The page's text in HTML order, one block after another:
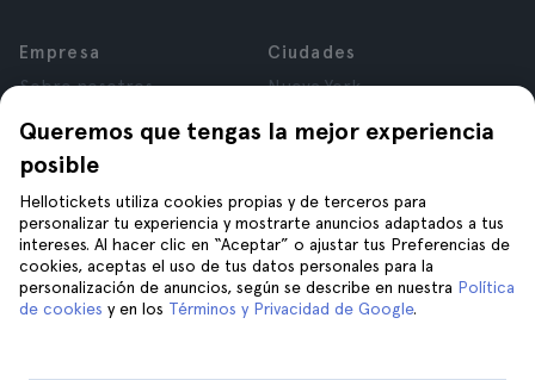
Queremos que tengas la mejor experiencia
posible
Hellotickets utiliza cookies propias y de terceros para
personalizar tu experiencia y mostrarte anuncios adaptados a tus
intereses. Al hacer clic en “Aceptar” o ajustar tus Preferencias de
cookies, aceptas el uso de tus datos personales para la
personalización de anuncios, según se describe en nuestra Política
de cookies y en los Términos y Privacidad de Google.
Empresa
Sobre nosotros
Afiliados
Opiniones
Privacidad
Términos y Condiciones
Aviso Legal
Cookies
Ciudades
Nueva York
París
Granada
Cracovia
Tenerife